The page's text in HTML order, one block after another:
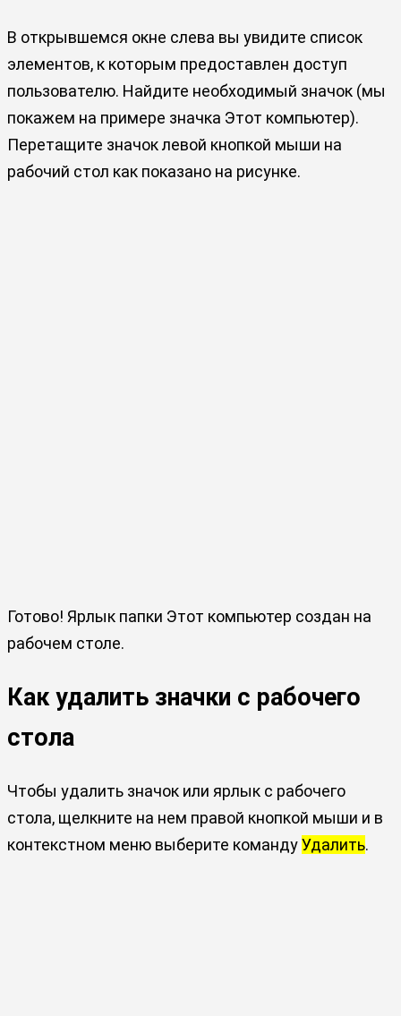
В открывшемся окне слева вы увидите список
элементов, к которым предоставлен доступ
пользователю. Найдите необходимый значок (мы
покажем на примере значка Этот компьютер).
Перетащите значок левой кнопкой мыши на
рабочий стол как показано на рисунке.
Готово! Ярлык папки Этот компьютер создан на
рабочем столе.
Как удалить значки с рабочего
стола
Чтобы удалить значок или ярлык с рабочего
стола, щелкните на нем правой кнопкой мыши и в
контекстном меню выберите командуУдалить.